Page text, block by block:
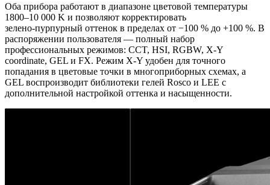
Оба прибора работают в диапазоне цветовой температуры
1800–10 000 K и позволяют корректировать
зелено‑пурпурный оттенок в пределах от −100 % до +100 %. В
распоряжении пользователя — полный набор
профессиональных режимов: CCT, HSI, RGBW, X‑Y
coordinate, GEL и FX. Режим X‑Y удобен для точного
попадания в цветовые точки в многоприборных схемах, а
GEL воспроизводит библиотеки гелей Rosco и LEE с
дополнительной настройкой оттенка и насыщенности.